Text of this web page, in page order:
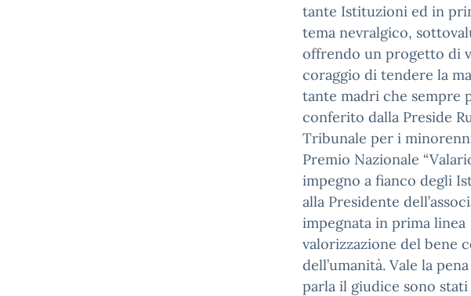
tante Istituzioni ed in
tema nevralgico,
offrendo un progetto di
coraggio di tendere la
tante madri che sempre
conferito dalla Preside
Tribunale per i
Premio Nazionale
impegno a fianco degli
alla Presidente
impegnata in prima
valorizzazione del bene
dell’umanità. Vale la
parla il giudice sono